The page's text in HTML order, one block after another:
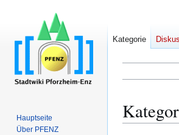
Kategorie
Hauptseite
Über PFENZ